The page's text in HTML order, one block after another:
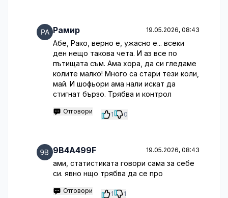
Рамир 19.05.2026, 08:43
Абе, Рако, верно е, ужасно е... всеки
ден нещо такова чета. И аз все по
пътищата съм. Ама хора, да си гледаме
колите малко! Много са стари тези коли,
май. И шофьори ама нали искат да
стигнат бързо. Трябва и контрол
Отговори 1 0
9B4A499F 19.05.2026, 08:43
ами, статистиката говори сама за себе
си. явно нщо трябва да се про
Отговори 1 1